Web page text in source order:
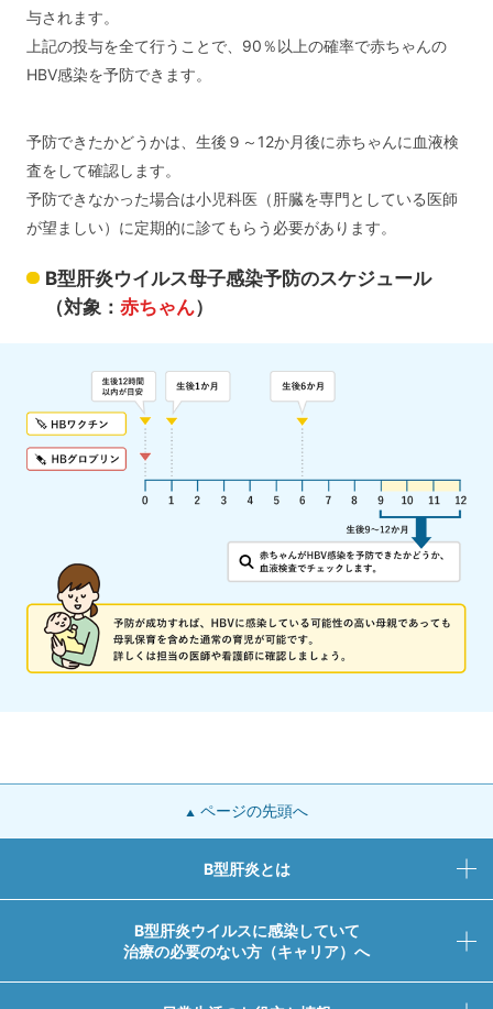
与されます。
上記の投与を全て行うことで、90％以上の確率で赤ちゃんの
HBV感染を予防できます。
予防できたかどうかは、生後９～12か月後に赤ちゃんに血液検
査をして確認します。
予防できなかった場合は小児科医（肝臓を専門としている医師
が望ましい）に定期的に診てもらう必要があります。
B型肝炎ウイルス母子感染予防のスケジュール
（対象： 赤ちゃん）
ページの先頭へ
B型肝炎とは
B型肝炎ウイルスに感染していて
治療の必要のない方（キャリア）へ